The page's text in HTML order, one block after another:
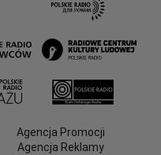
Agencja Promocji
Agencja Reklamy